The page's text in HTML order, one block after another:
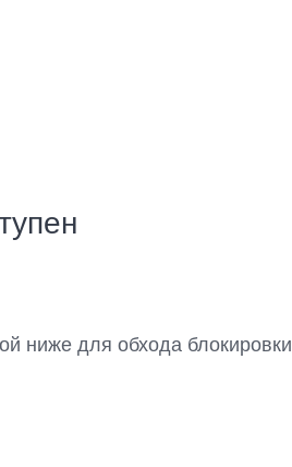
ниже для обхода блокировки